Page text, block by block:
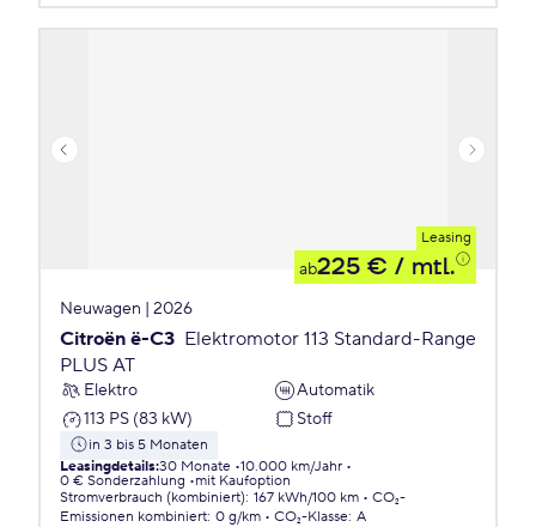
Leasing
ab225 € / mtl.
Neuwagen | 2026
Citroën ë-C3 Elektromotor 113 Standard-Range
PLUS AT
Elektro
Automatik
113 PS (83 kW)
Stoff
in 3 bis 5 Monaten
Leasingdetails:30 Monate 10.000 km/Jahr
0 € Sonderzahlung
mit Kaufoption
Stromverbrauch (kombiniert): 167 kWh/100 km
CO₂-
Emissionen kombiniert: 0 g/km CO₂-Klasse: A